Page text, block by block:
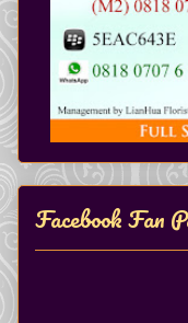
Facebook Fan